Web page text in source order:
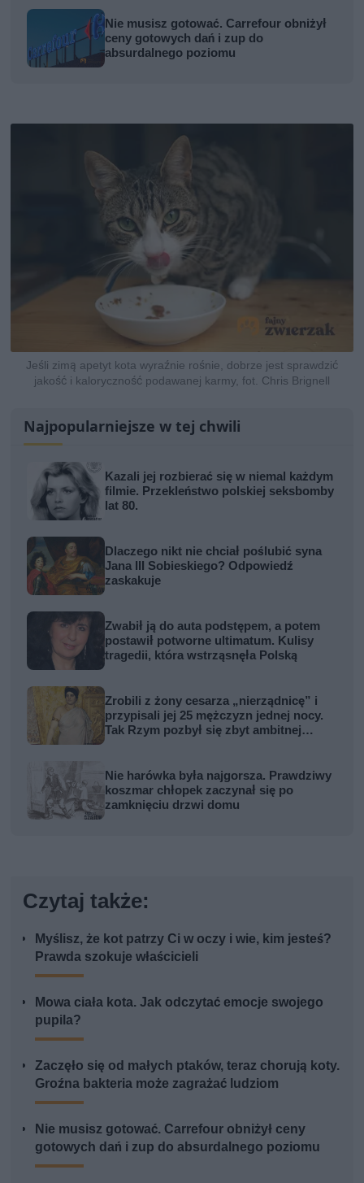
Nie musisz gotować. Carrefour obniżył
ceny gotowych dań i zup do
absurdalnego poziomu
Jeśli zimą apetyt kota wyraźnie rośnie, dobrze jest sprawdzić
jakość i kaloryczność podawanej karmy, fot. Chris Brignell
Najpopularniejsze w tej chwili
Kazali jej rozbierać się w niemal każdym
filmie. Przekleństwo polskiej seksbomby
lat 80.
Dlaczego nikt nie chciał poślubić syna
Jana III Sobieskiego? Odpowiedź
zaskakuje
Zwabił ją do auta podstępem, a potem
postawił potworne ultimatum. Kulisy
tragedii, która wstrząsnęła Polską
Zrobili z żony cesarza „nierządnicę” i
przypisali jej 25 mężczyzn jednej nocy.
Tak Rzym pozbył się zbyt ambitnej
Nie harówka była najgorsza. Prawdziwy
koszmar chłopek zaczynał się po
zamknięciu drzwi domu
Czytaj także:
Myślisz, że kot patrzy Ci w oczy i wie, kim jesteś?
Prawda szokuje właścicieli
Mowa ciała kota. Jak odczytać emocje swojego
pupila?
Zaczęło się od małych ptaków, teraz chorują koty.
Groźna bakteria może zagrażać ludziom
Nie musisz gotować. Carrefour obniżył ceny
gotowych dań i zup do absurdalnego poziomu